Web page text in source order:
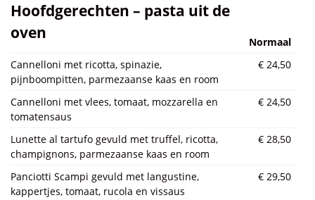
Hoofdgerechten – pasta uit de
oven
Normaal
Cannelloni met ricotta, spinazie,
pijnboompitten, parmezaanse kaas en room
€ 24,50
Cannelloni met vlees, tomaat, mozzarella en
tomatensaus
€ 24,50
Lunette al tartufo gevuld met truffel, ricotta,
champignons, parmezaanse kaas en room
€ 28,50
Panciotti Scampi gevuld met langustine,
kappertjes, tomaat, rucola en vissaus
€ 29,50